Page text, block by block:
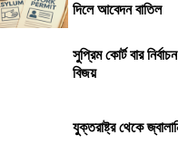
দিলে আবেদন বাতিল
সুপ্রিম কোর্ট বার
বিজয়
যুক্তরাষ্ট্র থেকে